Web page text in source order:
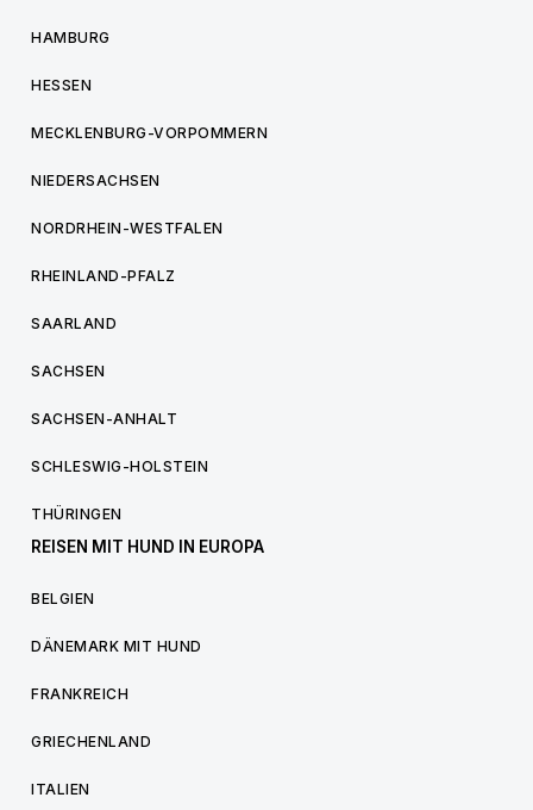
HAMBURG
HESSEN
MECKLENBURG-VORPOMMERN
NIEDERSACHSEN
NORDRHEIN-WESTFALEN
RHEINLAND-PFALZ
SAARLAND
SACHSEN
SACHSEN-ANHALT
SCHLESWIG-HOLSTEIN
THÜRINGEN
REISEN MIT HUND IN EUROPA
BELGIEN
DÄNEMARK MIT HUND
FRANKREICH
GRIECHENLAND
ITALIEN